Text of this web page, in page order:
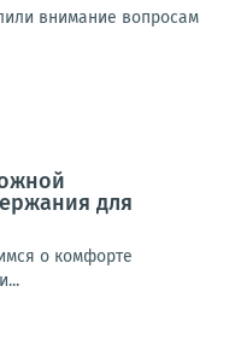
внимание вопросам
для
о комфорте